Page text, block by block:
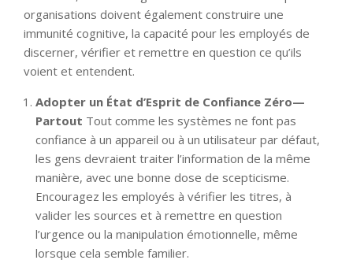
organisations doivent également construire une
immunité cognitive, la capacité pour les employés de
discerner, vérifier et remettre en question ce qu’ils
voient et entendent.
Adopter un État d’Esprit de Confiance Zéro—
Partout Tout comme les systèmes ne font pas
confiance à un appareil ou à un utilisateur par défaut,
les gens devraient traiter l’information de la même
manière, avec une bonne dose de scepticisme.
Encouragez les employés à vérifier les titres, à
valider les sources et à remettre en question
l’urgence ou la manipulation émotionnelle, même
lorsque cela semble familier.